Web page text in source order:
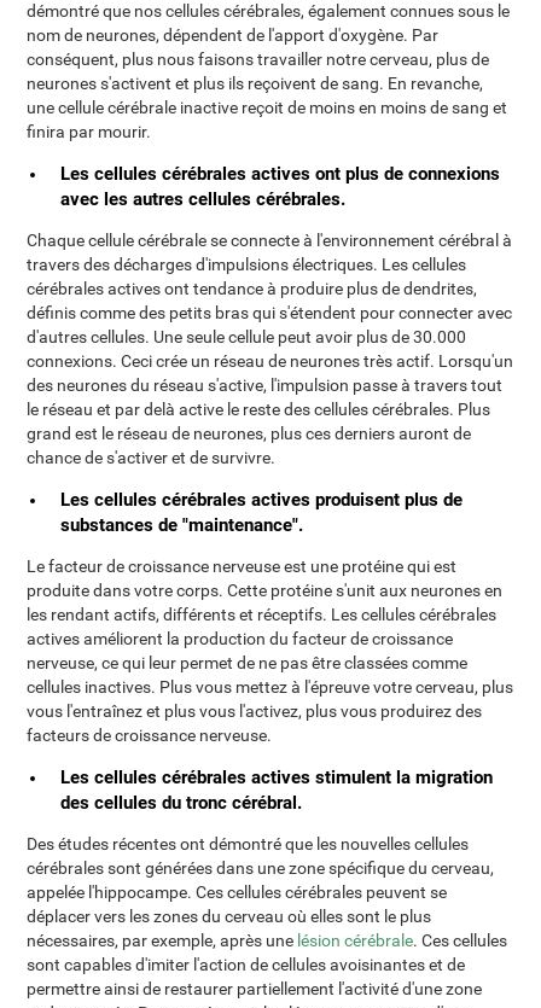
démontré que nos cellules cérébrales, également connues sous le
nom de neurones, dépendent de l'apport d'oxygène. Par
conséquent, plus nous faisons travailler notre cerveau, plus de
neurones s'activent et plus ils reçoivent de sang. En revanche,
une cellule cérébrale inactive reçoit de moins en moins de sang et
finira par mourir.
Les cellules cérébrales actives ont plus de connexions
avec les autres cellules cérébrales.
Chaque cellule cérébrale se connecte à l'environnement cérébral à
travers des décharges d'impulsions électriques. Les cellules
cérébrales actives ont tendance à produire plus de dendrites,
définis comme des petits bras qui s'étendent pour connecter avec
d'autres cellules. Une seule cellule peut avoir plus de 30.000
connexions. Ceci crée un réseau de neurones très actif. Lorsqu'un
des neurones du réseau s'active, l'impulsion passe à travers tout
le réseau et par delà active le reste des cellules cérébrales. Plus
grand est le réseau de neurones, plus ces derniers auront de
chance de s'activer et de survivre.
Les cellules cérébrales actives produisent plus de
substances de "maintenance".
Le facteur de croissance nerveuse est une protéine qui est
produite dans votre corps. Cette protéine s'unit aux neurones en
les rendant actifs, différents et réceptifs. Les cellules cérébrales
actives améliorent la production du facteur de croissance
nerveuse, ce qui leur permet de ne pas être classées comme
cellules inactives. Plus vous mettez à l'épreuve votre cerveau, plus
vous l'entraînez et plus vous l'activez, plus vous produirez des
facteurs de croissance nerveuse.
Les cellules cérébrales actives stimulent la migration
des cellules du tronc cérébral.
Des études récentes ont démontré que les nouvelles cellules
cérébrales sont générées dans une zone spécifique du cerveau,
appelée l'hippocampe. Ces cellules cérébrales peuvent se
déplacer vers les zones du cerveau où elles sont le plus
nécessaires, par exemple, après une lésion cérébrale. Ces cellules
sont capables d'imiter l'action de cellules avoisinantes et de
permettre ainsi de restaurer partiellement l'activité d'une zone